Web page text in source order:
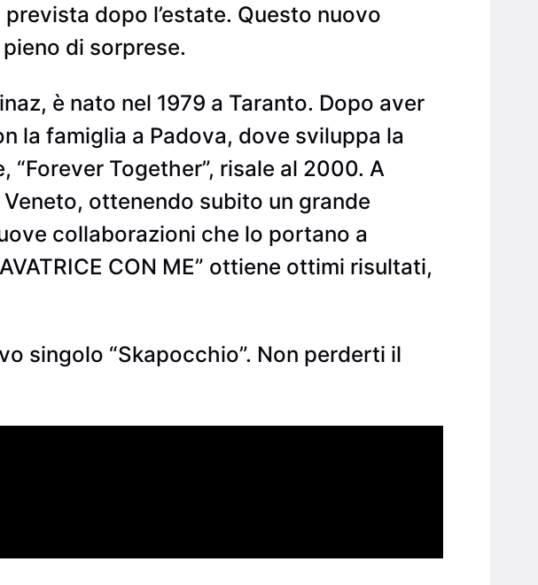
prevista dopo l’estate. Questo nuovo
di sorprese.
è nato nel 1979 a Taranto. Dopo aver
la famiglia a Padova, dove sviluppa la
Together”, risale al 2000. A
ottenendo subito un grande
collaborazioni che lo portano a
CON ME” ottiene ottimi risultati,
singolo “Skapocchio”. Non perderti il